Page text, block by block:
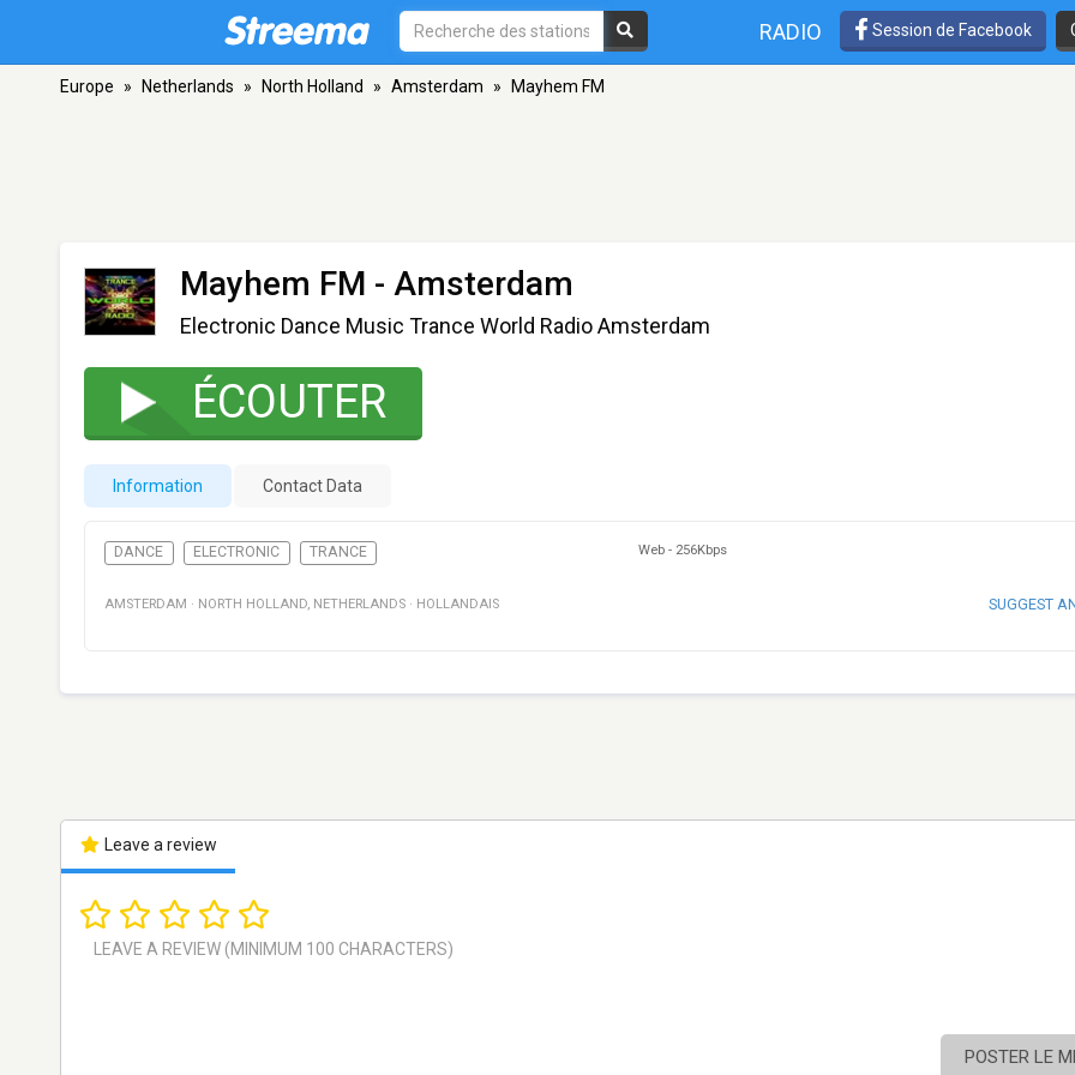
RADIO Session de Facebook
Europe » Netherlands » North Holland » Amsterdam » Mayhem FM
Mayhem FM - Amsterdam
Electronic Dance Music Trance World Radio Amsterdam
ÉCOUTER
Information Contact Data
DANCE ELECTRONIC TRANCE Web - 256Kbps
AMSTERDAM · NORTH HOLLAND, NETHERLANDS · HOLLANDAIS SUGGEST
Leave a review
POSTER LE